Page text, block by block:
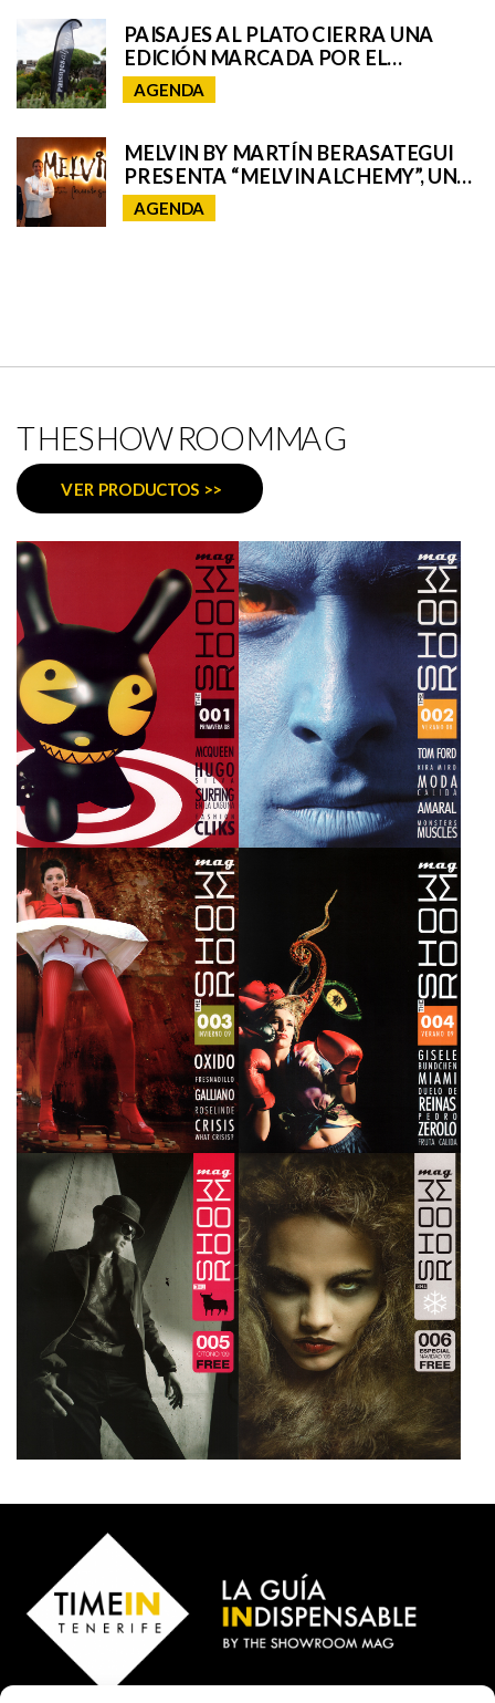
PAISAJES AL PLATO CIERRA UNA
EDICIÓN MARCADA POR EL
TALENTO GASTRONÓMICO Y LA
INTERPRETACIÓN DEL PAISAJE
AGENDA
MELVIN BY MARTÍN BERASATEGUI
PRESENTA “MELVIN ALCHEMY”, UNA
EXPERIENCIA QUE FUSIONA ALTA
COCINA Y COCTELERÍA EN ABAMA
AGENDA
THESHOWROOMMAG
VER PRODUCTOS >>